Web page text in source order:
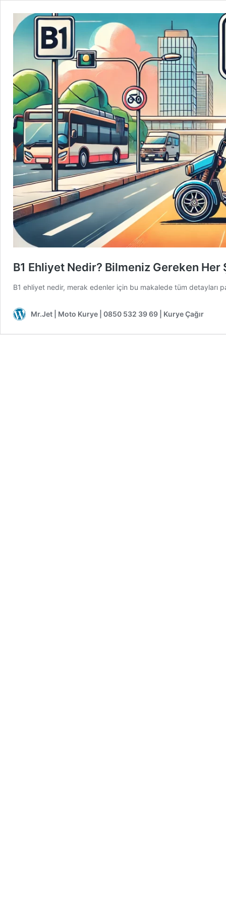
B1 Ehliyet Nedir? Bilmeniz Gereken Her
B1 ehliyet nedir, merak edenler için bu makalede tüm detayları
Mr.Jet | Moto Kurye | 0850 532 39 69 | Kurye Çağır